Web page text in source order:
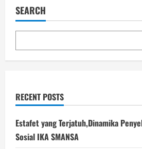
II
Gorontalo
Harga
SEARCH
RECENT POSTS
Estafet yang Terjatuh,Dinamika
Sosial IKA SMANSA